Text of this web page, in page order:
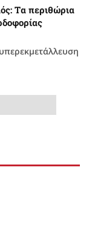
Tα περιθώρια